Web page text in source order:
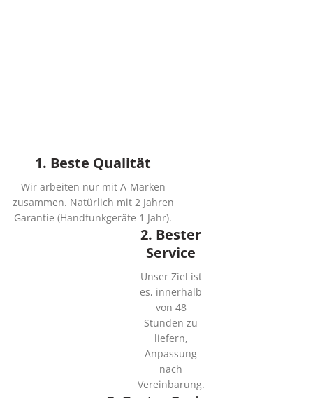
1. Beste Qualität
Wir arbeiten nur mit A-Marken
zusammen. Natürlich mit 2 Jahren
Garantie (Handfunkgeräte 1 Jahr).
2. Bester
Service
Unser Ziel ist
es, innerhalb
von 48
Stunden zu
liefern,
Anpassung
nach
Vereinbarung.